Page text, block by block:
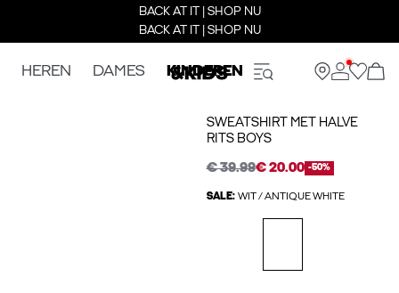
BACK AT IT | SHOP NU
BACK AT IT | SHOP NU
HEREN DAMES KINDEREN
SWEATSHIRT MET HALVE
RITS BOYS
€ 39.99€ 20.00 -50%
SALE: WIT / ANTIQUE WHITE